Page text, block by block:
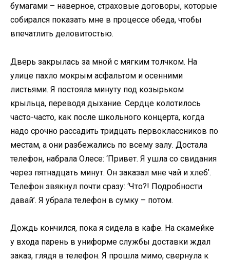
бумагами – наверное, страховые договоры, которые
собирался показать мне в процессе обеда, чтобы
впечатлить деловитостью.
Дверь закрылась за мной с мягким толчком. На
улице пахло мокрым асфальтом и осенними
листьями. Я постояла минуту под козырьком
крыльца, переводя дыхание. Сердце колотилось
часто-часто, как после школьного концерта, когда
надо срочно рассадить тридцать первоклассников по
местам, а они разбежались по всему залу. Достала
телефон, набрала Олесе: ‘Привет. Я ушла со свидания
через пятнадцать минут. Он заказал мне чай и хлеб’.
Телефон звякнул почти сразу: ‘Что?! Подробности
давай’. Я убрала телефон в сумку – потом.
Дождь кончился, пока я сидела в кафе. На скамейке
у входа парень в униформе службы доставки ждал
заказ, глядя в телефон. Я прошла мимо, свернула к